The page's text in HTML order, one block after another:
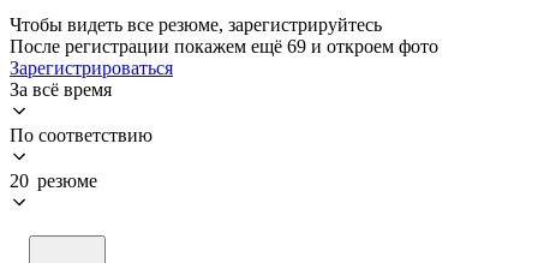
Чтобы видеть все резюме, зарегистрируйтесь
После регистрации покажем ещё 69 и откроем фото
Зарегистрироваться
За всё время
По соответствию
20 резюме